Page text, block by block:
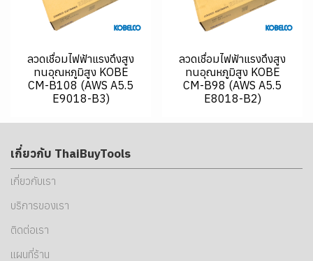
ลวดเชื่อมไฟฟ้าแรงดึงสูง
ทนอุณหภูมิสูง KOBE
CM-B108 (AWS A5.5
E9018-B3)
ลวดเชื่อมไฟฟ้าแรงดึงสูง
ทนอุณหภูมิสูง KOBE
CM-B98 (AWS A5.5
E8018-B2)
เกี่ยวกับ ThaiBuyTools
เกี่ยวกับเรา
บริการของเรา
ติดต่อเรา
แผนที่ร้าน